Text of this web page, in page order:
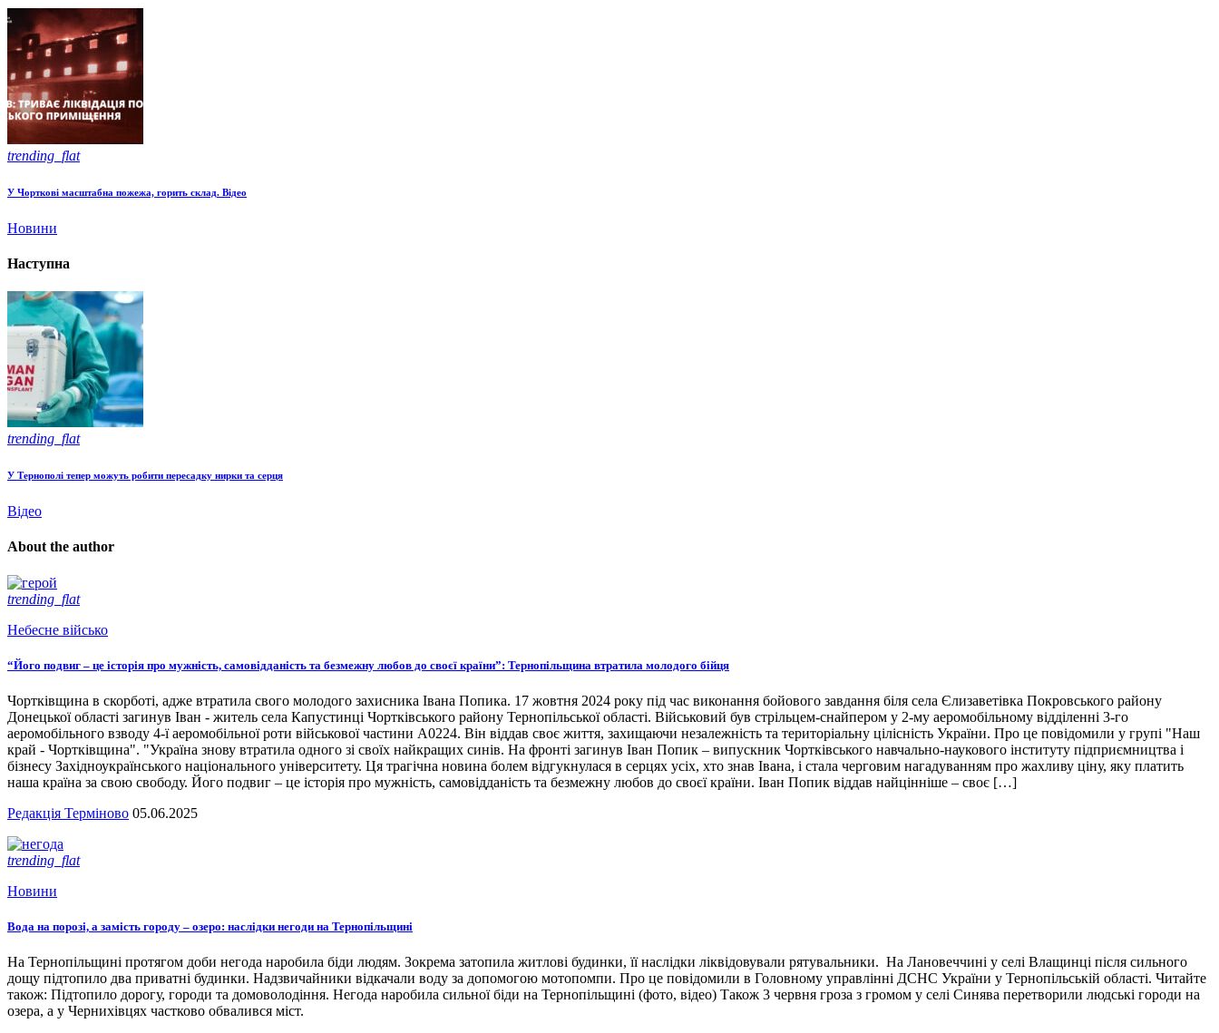
trending_flat
У Чорткові масштабна пожежа, горить склад. Відео
Новини
Наступна
trending_flat
У Тернополі тепер можуть робити пересадку нирки та серця
Відео
About the author
trending_flat
Небесне військо
“Його подвиг – це історія про мужність, самовідданість та безмежну любов до своєї країни”: Тернопільщина втратила молодого бійця
Чортківщина в скорботі, адже втратила свого молодого захисника Івана Попика. 17 жовтня 2024 року під час виконання бойового завдання біля села Єлизаветівка Покровського району
Донецької області загинув Іван - житель села Капустинці Чортківського району Тернопільської області. Військовий був стрільцем-снайпером у 2-му аеромобільному відділенні 3-го
аеромобільного взводу 4-ї аеромобільної роти військової частини А0224. Він віддав своє життя, захищаючи незалежність та територіальну цілісність України. Про це повідомили у групі "Наш
край - Чортківщина". "Україна знову втратила одного зі своїх найкращих синів. На фронті загинув Іван Попик – випускник Чортківського навчально-наукового інституту підприємництва і
бізнесу Західноукраїнського національного університету. Ця трагічна новина болем відгукнулася в серцях усіх, хто знав Івана, і стала черговим нагадуванням про жахливу ціну, яку платить
наша країна за свою свободу. Його подвиг – це історія про мужність, самовідданість та безмежну любов до своєї країни. Іван Попик віддав найцінніше – своє […]
Редакція Терміново 05.06.2025
trending_flat
Новини
Вода на порозі, а замість городу – озеро: наслідки негоди на Тернопільщині
На Тернопільщині протягом доби негода наробила біди людям. Зокрема затопила житлові будинки, її наслідки ліквідовували рятувальники. На Лановеччині у селі Влащинці після сильного
дощу підтопило два приватні будинки. Надзвичайники відкачали воду за допомогою мотопомпи. Про це повідомили в Головному управлінні ДСНС України у Тернопільській області. Читайте
також: Підтопило дорогу, городи та домоволодіння. Негода наробила сильної біди на Тернопільщині (фото, відео) Також 3 червня гроза з громом у селі Синява перетворили людські городи на
озера, а у Чернихівцях частково обвалився міст.